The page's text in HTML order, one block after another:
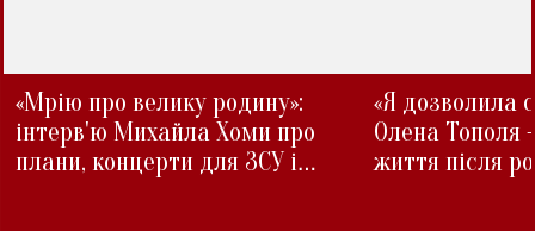
«Мрію про велику родину»:
інтерв'ю Михайла Хоми про
плани, концерти для ЗСУ і
«Я дозволила
Олена Тополя
життя після